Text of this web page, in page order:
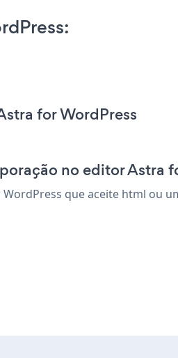
for WordPress
no editor Astra
que aceite html ou